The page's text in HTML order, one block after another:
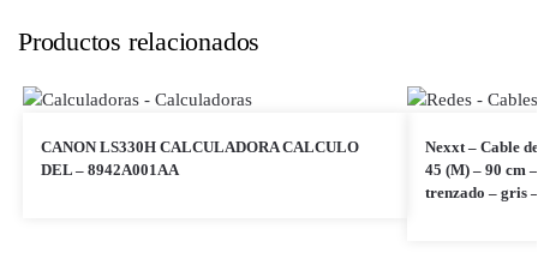
Productos relacionados
CANON LS330H CALCULADORA CALCULO
DEL – 8942A001AA
Nexxt – Cable
45 (M) – 90 cm
trenzado – gris